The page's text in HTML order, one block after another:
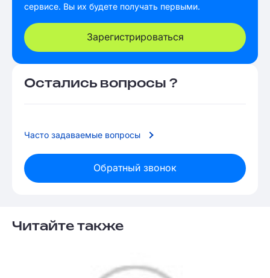
сервисе. Вы их будете получать первыми.
Зарегистрироваться
Остались вопросы ?
Часто задаваемые вопросы
Обратный звонок
Читайте также